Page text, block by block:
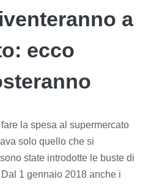
a
ecco
la spesa al supermercato
solo quello che si
state introdotte le buste di
1 gennaio 2018 anche i